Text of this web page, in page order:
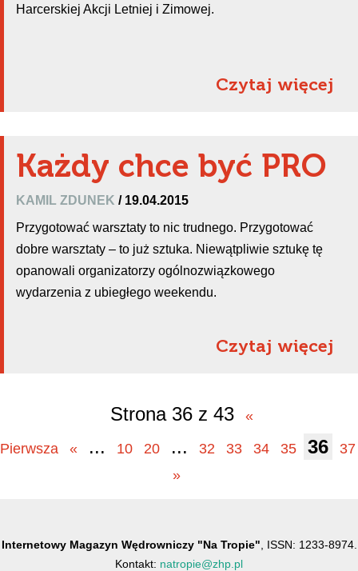
Harcerskiej Akcji Letniej i Zimowej.
Czytaj więcej
Każdy chce być PRO
KAMIL ZDUNEK / 19.04.2015
Przygotować warsztaty to nic trudnego. Przygotować
dobre warsztaty – to już sztuka. Niewątpliwie sztukę tę
opanowali organizatorzy ogólnozwiązkowego
wydarzenia z ubiegłego weekendu.
Czytaj więcej
Strona 36 z 43 «
Pierwsza « ... 10 20 ... 32 33 34 35 36
37
»
Internetowy Magazyn Wędrowniczy "Na Tropie" , ISSN: 1233-8974.
Kontakt: natropie@zhp.pl